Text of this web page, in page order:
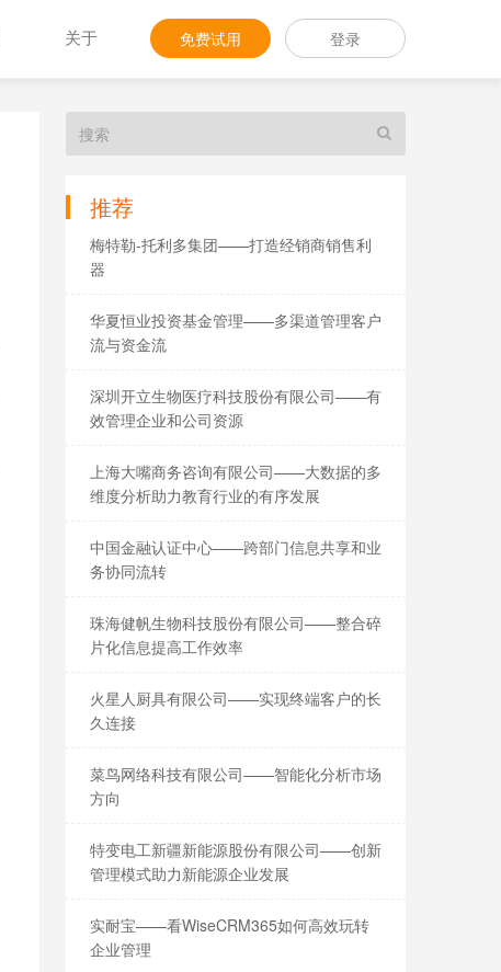
免费试用 登录
关于
推荐
梅特勒-托利多集团——打造经销商销售利
器
华夏恒业投资基金管理——多渠道管理客户
流与资金流
深圳开立生物医疗科技股份有限公司——有
效管理企业和公司资源
上海大嘴商务咨询有限公司——大数据的多
维度分析助力教育行业的有序发展
中国金融认证中心——跨部门信息共享和业
务协同流转
珠海健帆生物科技股份有限公司——整合碎
片化信息提高工作效率
火星人厨具有限公司——实现终端客户的长
久连接
菜鸟网络科技有限公司——智能化分析市场
方向
特变电工新疆新能源股份有限公司——创新
管理模式助力新能源企业发展
实耐宝——看WiseCRM365如何高效玩转
企业管理